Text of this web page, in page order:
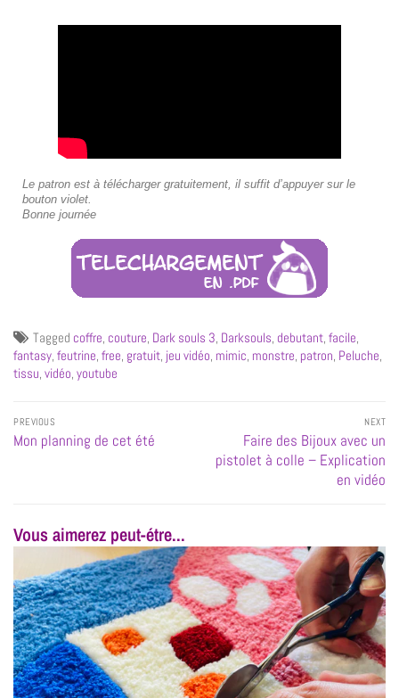
Le patron est à télécharger gratuitement, il suffit d’appuyer sur le
bouton violet.
Bonne journée
Tagged coffre, couture, Dark souls 3, Darksouls, debutant, facile,
fantasy, feutrine, free, gratuit, jeu vidéo, mimic, monstre, patron, Peluche,
tissu, vidéo, youtube
PREVIOUS
Mon planning de cet été
NEXT
Faire des Bijoux avec un
pistolet à colle – Explication
en vidéo
Vous aimerez peut-étre...